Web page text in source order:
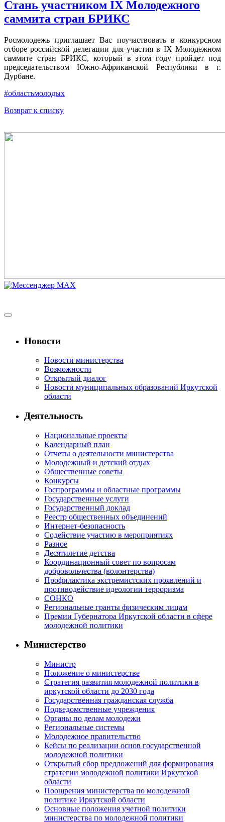
Стань участником IX Молодежного
саммита стран БРИКС
Росмолодежь приглашает Вас поучаствовать в конкурсном
отборе российской делегации для участия в IX Молодежном
саммите стран БРИКС, который в этом году пройдет под
председательством Южно-Африканской Республики в г.
Дурбане.
#областьмолодых
Возврат к списку
Новости
Новости министерства
Возможности
Открытый диалог
Новости муниципальных образований Иркутской
области
Деятельность
Национальные проекты
Календарный план
Отчеты о деятельности министерства
Молодежный и детский отдых
Общественные советы
Конкурсы
Госпрограммы и областные программы
Государственные услуги
Государственный доклад
Реестр общественных объединений
Интернет-безопасность
Содействие участию в мероприятиях
Разное
Десятилетие детства
Координационный совет по вопросам
добровольчества (волонтерства)
Профилактика экстремистских проявлений и
противодействие идеологии терроризма
СОНКО
Региональные гранты физическим лицам
Премии Губернатора Иркутской области в сфере
молодежной политики
Министерство
Министр
Положение о министерстве
Стратегия развития молодежной политики в
иркутской области до 2030 года
Государственная гражданская служба
Подведомственные учреждения
Органы по делам молодежи
Региональные системы
Молодежное правительство
Кейсы по реализации основ государственной
молодежной политики
Открытый сбор предложений для формирования
стратегии молодежной политики Иркутской
области
Поощрения министерства по молодежной
политике Иркутской области
Основные положения учетной политики
министерства по молодежной политики